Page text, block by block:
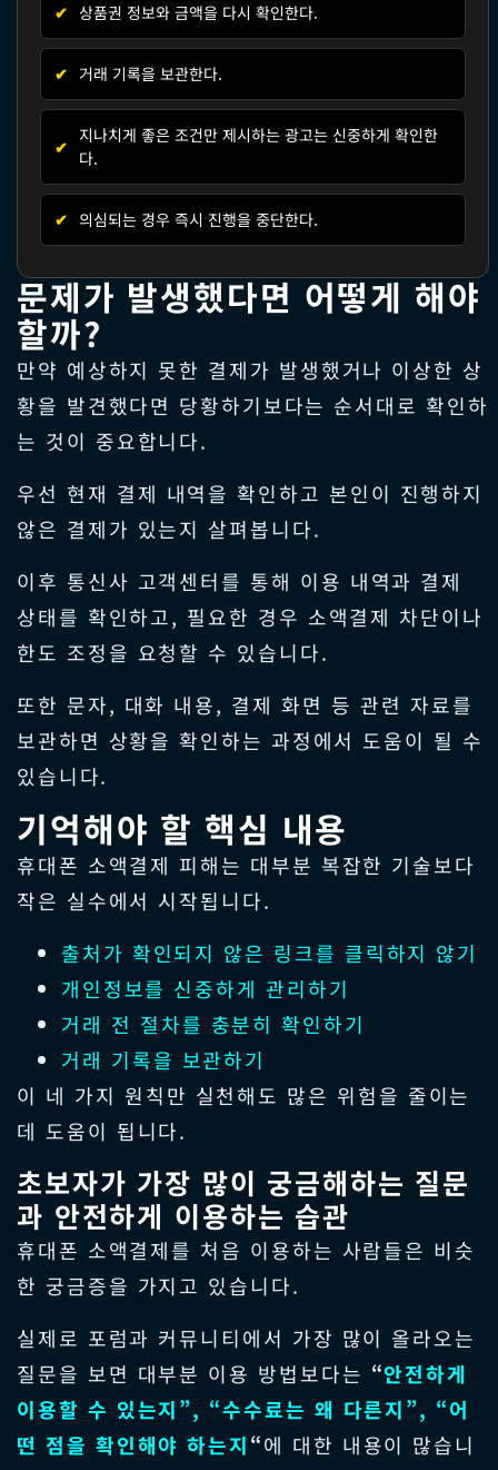
✔ 상품권 정보와 금액을 다시 확인한다.
✔ 거래 기록을 보관한다.
✔
지나치게 좋은 조건만 제시하는 광고는 신중하게 확인한
다.
✔ 의심되는 경우 즉시 진행을 중단한다.
문제가 발생했다면 어떻게 해야
할까?
만약 예상하지 못한 결제가 발생했거나 이상한 상
황을 발견했다면 당황하기보다는 순서대로 확인하
는 것이 중요합니다.
우선 현재 결제 내역을 확인하고 본인이 진행하지
않은 결제가 있는지 살펴봅니다.
이후 통신사 고객센터를 통해 이용 내역과 결제
상태를 확인하고, 필요한 경우 소액결제 차단이나
한도 조정을 요청할 수 있습니다.
또한 문자, 대화 내용, 결제 화면 등 관련 자료를
보관하면 상황을 확인하는 과정에서 도움이 될 수
있습니다.
기억해야 할 핵심 내용
휴대폰 소액결제 피해는 대부분 복잡한 기술보다
작은 실수에서 시작됩니다.
출처가 확인되지 않은 링크를 클릭하지 않기
개인정보를 신중하게 관리하기
거래 전 절차를 충분히 확인하기
거래 기록을 보관하기
이 네 가지 원칙만 실천해도 많은 위험을 줄이는
데 도움이 됩니다.
초보자가 가장 많이 궁금해하는 질문
과 안전하게 이용하는 습관
휴대폰 소액결제를 처음 이용하는 사람들은 비슷
한 궁금증을 가지고 있습니다.
실제로 포럼과 커뮤니티에서 가장 많이 올라오는
질문을 보면 대부분 이용 방법보다는 “안전하게
이용할 수 있는지”, “수수료는 왜 다른지”, “어
떤 점을 확인해야 하는지“에 대한 내용이 많습니